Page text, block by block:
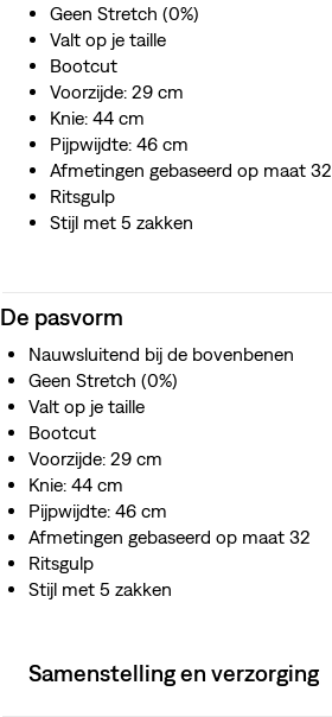
Geen Stretch (0%)
Valt op je taille
Bootcut
Voorzijde: 29 cm
Knie: 44 cm
Pijpwijdte: 46 cm
Afmetingen gebaseerd op maat 32
Ritsgulp
Stijl met 5 zakken
De pasvorm
Nauwsluitend bij de bovenbenen
Geen Stretch (0%)
Valt op je taille
Bootcut
Voorzijde: 29 cm
Knie: 44 cm
Pijpwijdte: 46 cm
Afmetingen gebaseerd op maat 32
Ritsgulp
Stijl met 5 zakken
Samenstelling en verzorging